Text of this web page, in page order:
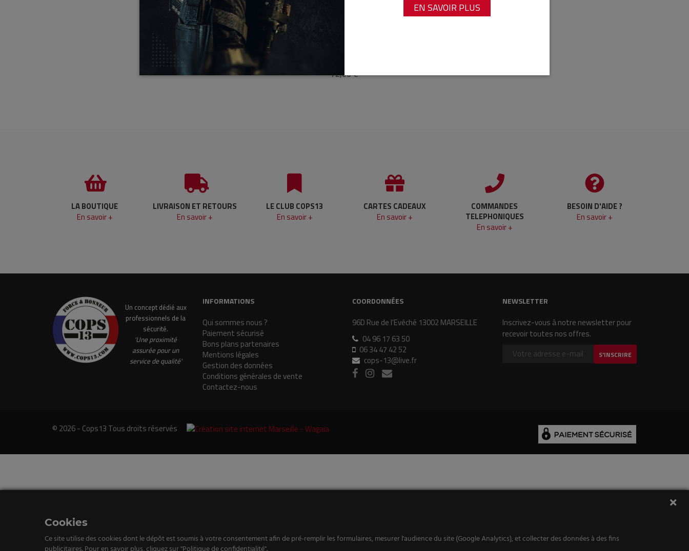
EN SAVOIR PLUS
72,00 €
LA BOUTIQUE
En savoir +
LIVRAISON ET RETOURS
En savoir +
LE CLUB COPS13
En savoir +
CARTES CADEAUX
En savoir +
COMMANDES
TELEPHONIQUES
En savoir +
BESOIN D'AIDE ?
En savoir +
Un concept dédié aux
professionnels de la
sécurité.
'Une proximité
assurée pour un
service de qualité'
INFORMATIONS
Qui sommes nous ?
Paiement sécurisé
Bons plans partenaires
Mentions légales
Gestion des données
Conditions générales de vente
Contactez-nous
COORDONNÉES
96D Rue de l'Evêché 13002 MARSEILLE
04 96 17 63 50
06 34 47 42 52
cops-13@live.fr
NEWSLETTER
Inscrivez-vous à notre newsletter pour
recevoir toutes nos offres.
S'INSCRIRE
© 2026 - Cops13 Tous droits réservés
Cookies
Ce site utilise des cookies dont le dépôt est soumis à votre consentement afin de pré-remplir les formulaires, mesurer l'audience du site (Google Analytics), et collecter des données à des fins